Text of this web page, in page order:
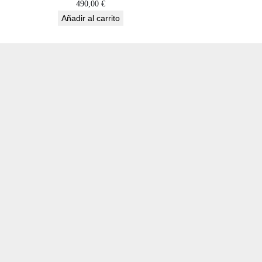
490,00 €
Añadir al carrito